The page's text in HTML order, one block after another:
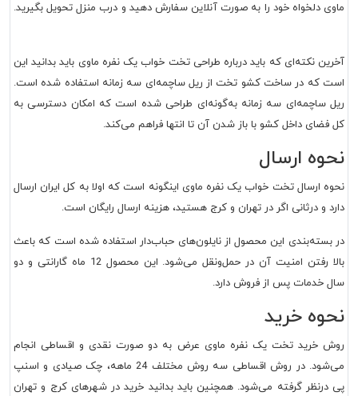
ماوی دلخواه خود را به صورت آنلاین سفارش دهید و درب منزل تحویل بگیرید.
آخرین نکته‌ای که باید درباره طراحی تخت خواب یک نفره ماوی باید بدانید این
است که در ساخت کشو تخت از ریل ساچمه‌ای سه زمانه استفاده شده است.
ریل ساچمه‌ای سه زمانه به‌گونه‌ای طراحی شده است که امکان دسترسی به
کل فضای داخل کشو با باز شدن آن تا انتها فراهم می‌کند.
نحوه ارسال
نحوه ارسال تخت خواب یک نفره ماوی اینگونه است که اولا به کل ایران ارسال
دارد و درثانی اگر در تهران و کرج هستید، هزینه ارسال رایگان است.
در بسته‌بندی این محصول از نایلون‌های حباب‌دار استفاده شده است که باعث
بالا رفتن امنیت آن در حمل‌ونقل می‌شود. این محصول 12 ماه گارانتی و دو
سال خدمات پس از فروش دارد.
نحوه خرید
روش خرید تخت یک نفره ماوی عرض به دو صورت نقدی و اقساطی انجام
می‌شود. در روش اقساطی سه روش مختلف 24 ماهه، چک صیادی و اسنپ
پی درنظر گرفته می‌شود. همچنین باید بدانید خرید در شهرهای کرج و تهران